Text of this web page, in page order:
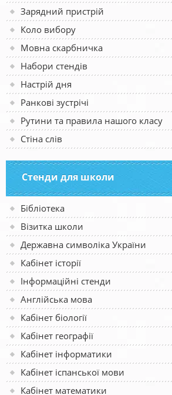
Зарядний пристрій
Коло вибору
Мовна скарбничка
Набори стендів
Настрій дня
Ранкові зустрічі
Рутини та правила нашого класу
Стіна слів
Стенди для школи
Бібліотека
Візитка школи
Державна символіка України
Кабінет історії
Інформаційні стенди
Англійська мова
Кабінет біології
Кабінет географії
Кабінет інформатики
Кабінет іспанської мови
Кабінет математики